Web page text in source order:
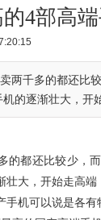
4部高
两千多的都还比
的逐渐壮大，开
的都还比较少，
壮大，开始走高
手机可以说是各